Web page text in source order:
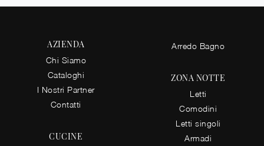
AZIENDA
Chi Siamo
Cataloghi
I Nostri Partner
Contatti
CUCINE
Arredo Bagno
ZONA NOTTE
Letti
Comodini
Letti singoli
Armadi